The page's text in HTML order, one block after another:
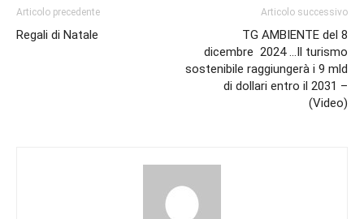
Articolo precedente
Regali di Natale
Articolo successivo
TG AMBIENTE del 8
dicembre 2024 …Il turismo
sostenibile raggiungerà i 9 mld
di dollari entro il 2031 –
(Video)